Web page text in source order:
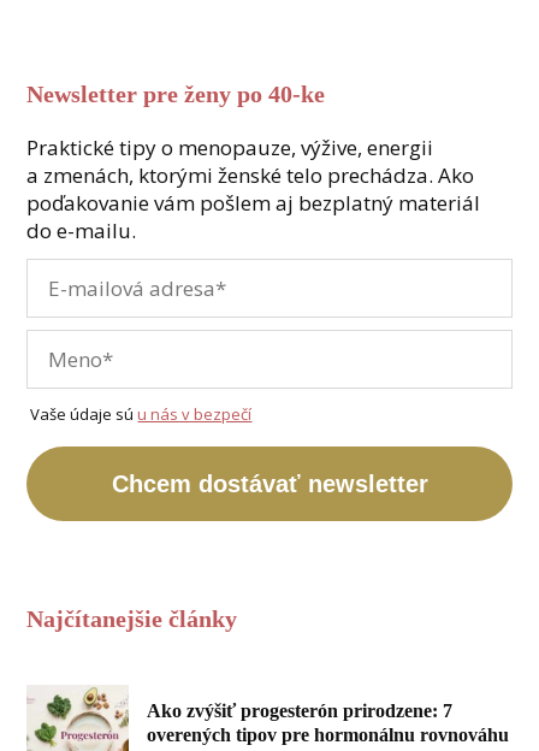
Newsletter pre ženy po 40-ke
Praktické tipy o menopauze, výžive, energii
a zmenách, ktorými ženské telo prechádza. Ako
poďakovanie vám pošlem aj bezplatný materiál
do e-mailu.
Vaše údaje súu nás v bezpečí
Chcem dostávať newsletter
Najčítanejšie články
Ako zvýšiť progesterón prirodzene: 7
overených tipov pre hormonálnu rovnováhu